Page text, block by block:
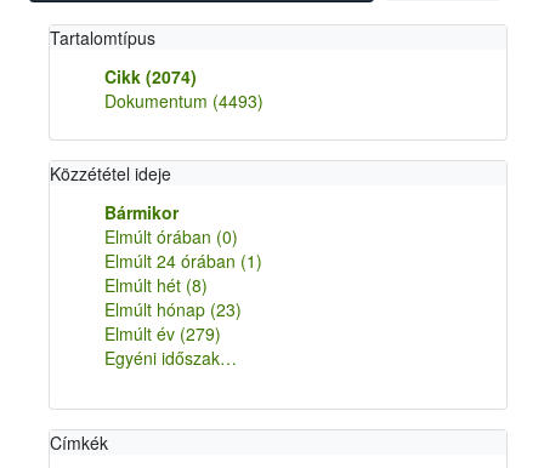
Tartalomtípus
Cikk (2074)
Dokumentum (4493)
Közzététel ideje
Bármikor
Elmúlt órában (0)
Elmúlt 24 órában (1)
Elmúlt hét (8)
Elmúlt hónap (23)
Elmúlt év (279)
Egyéni időszak…
Címkék